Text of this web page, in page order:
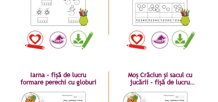
Iarna – fișă de lucru
formare perechi cu globuri
Moș Crăciun și sacul cu
jucării – fișă de lucru